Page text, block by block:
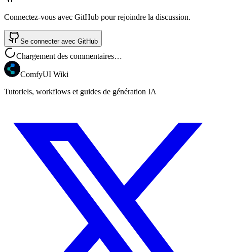
Connectez-vous avec GitHub pour rejoindre la discussion.
Se connecter avec GitHub
Chargement des commentaires…
ComfyUI Wiki
Tutoriels, workflows et guides de génération IA